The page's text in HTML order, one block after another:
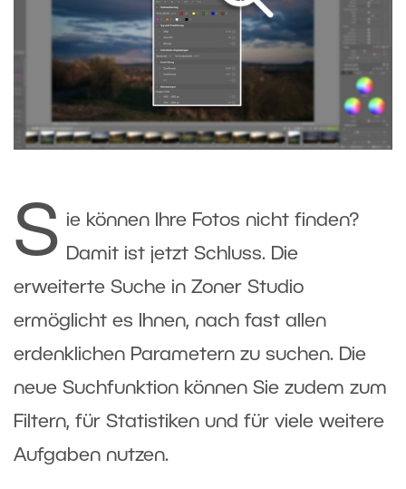
S ie können Ihre Fotos nicht finden?
Damit ist jetzt Schluss. Die
erweiterte Suche in Zoner Studio
ermöglicht es Ihnen, nach fast allen
erdenklichen Parametern zu suchen. Die
neue Suchfunktion können Sie zudem zum
Filtern, für Statistiken und für viele weitere
Aufgaben nutzen.